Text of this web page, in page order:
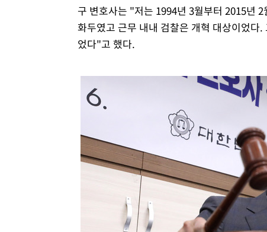
구 변호사는 "저는 1994년 3월부터 2015년
화두였고 근무 내내 검찰은 개혁 대상이었다
었다"고 했다.